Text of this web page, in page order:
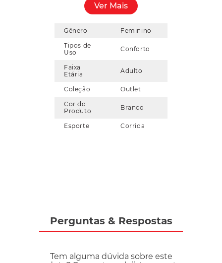
superfícies. Leve e versátil, com aproximadamente 247 g e
queda do calcanhar aos dedos de 10 mm, o Quest 6 combina
conforto, estabilidade e desempenho para acompanhar seus
Ver Mais
Gênero
Feminino
Tipos de
Uso
Conforto
Faixa
Etária
Adulto
Coleção
Outlet
Cor do
Produto
Branco
Esporte Corrida
Perguntas & Respostas
Tem alguma dúvida sobre este